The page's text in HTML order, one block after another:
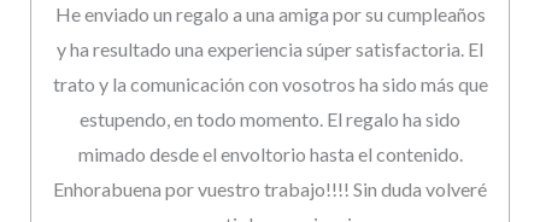
He enviado un regalo a una amiga por su cumpleaños
y ha resultado una experiencia súper satisfactoria. El
trato y la comunicación con vosotros ha sido más que
estupendo, en todo momento. El regalo ha sido
mimado desde el envoltorio hasta el contenido.
Enhorabuena por vuestro trabajo!!!! Sin duda volveré